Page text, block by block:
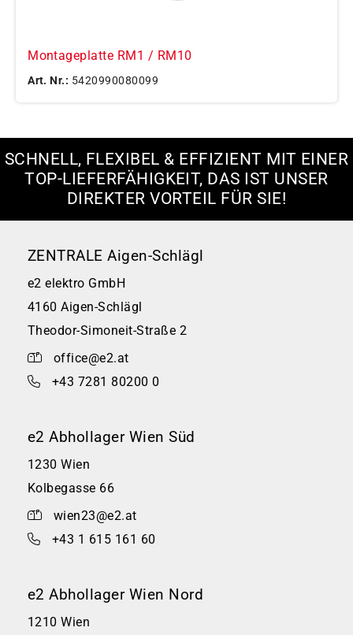
Montageplatte RM1 / RM10
Art. Nr.: 5420990080099
SCHNELL, FLEXIBEL & EFFIZIENT MIT EINER
TOP-LIEFERFÄHIGKEIT, DAS IST UNSER
DIREKTER VORTEIL FÜR SIE!
ZENTRALE Aigen-Schlägl
e2 elektro GmbH
4160 Aigen-Schlägl
Theodor-Simoneit-Straße 2
office@e2.at
+43 7281 80200 0
e2 Abhollager Wien Süd
1230 Wien
Kolbegasse 66
wien23@e2.at
+43 1 615 161 60
e2 Abhollager Wien Nord
1210 Wien